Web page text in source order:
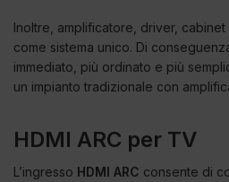
Inoltre, amplificatore, driver,
come sistema unico. Di
immediato, più ordinato e più
un impianto tradizionale con
HDMI ARC per TV
L’ingresso HDMI ARC consente di